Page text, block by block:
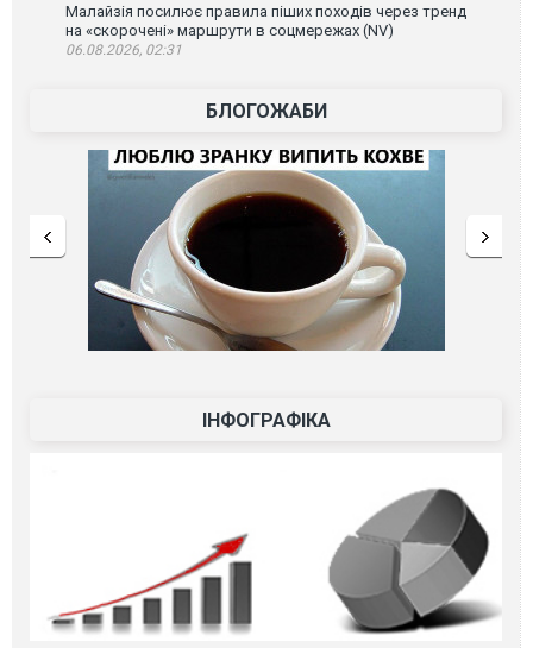
Малайзія посилює правила піших походів через тренд
на «скорочені» маршрути в соцмережах (NV)
06.08.2026, 02:31
БЛОГОЖАБИ
ІНФОГРАФІКА